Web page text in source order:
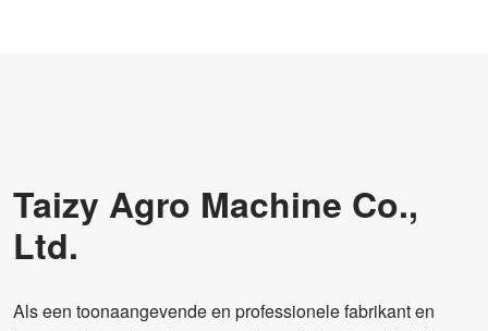
Taizy Agro Machine Co.,
Ltd.
Als een toonaangevende en professionele fabrikant en